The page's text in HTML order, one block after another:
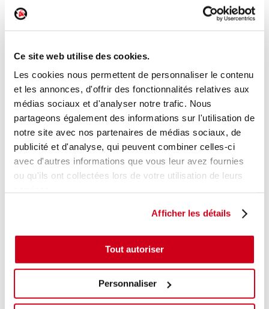
Ce site web utilise des cookies.
Les cookies nous permettent de personnaliser le contenu
et les annonces, d'offrir des fonctionnalités relatives aux
médias sociaux et d'analyser notre trafic. Nous
partageons également des informations sur l'utilisation de
notre site avec nos partenaires de médias sociaux, de
publicité et d'analyse, qui peuvent combiner celles-ci
avec d'autres informations que vous leur avez fournies
ou qu'ils ont collectées lors de votre utilisation de leurs
Afficher les détails
Tout autoriser
Personnaliser
Bras d'essuie-glace avant
Réf. :159999
Modèle d'origine : SUZUKI GRAND VITARA 1 1998 -
200509
Modèle de provenance
Caractéristiques techniques
En stock 20,00 € TTC